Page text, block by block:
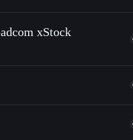
verified
xStock
stock price